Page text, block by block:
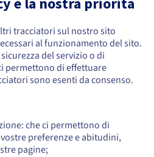
notifiche
tracciatori sul nostro sito
al funzionamento del sito.
del servizio o di
permettono di effettuare
sono esenti da consenso.
che ci permettono di
preferenze e abitudini,
pagine;